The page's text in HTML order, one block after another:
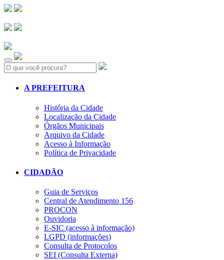
Search:
A PREFEITURA
História da Cidade
Localização da Cidade
Órgãos Municipais
Arquivo da Cidade
Acesso à Informação
Política de Privacidade
CIDADÃO
Guia de Serviços
Central de Atendimento 156
PROCON
Ouvidoria
E-SIC (acesso à informação)
LGPD (informações)
Consulta de Protocolos
SEI (Consulta Externa)